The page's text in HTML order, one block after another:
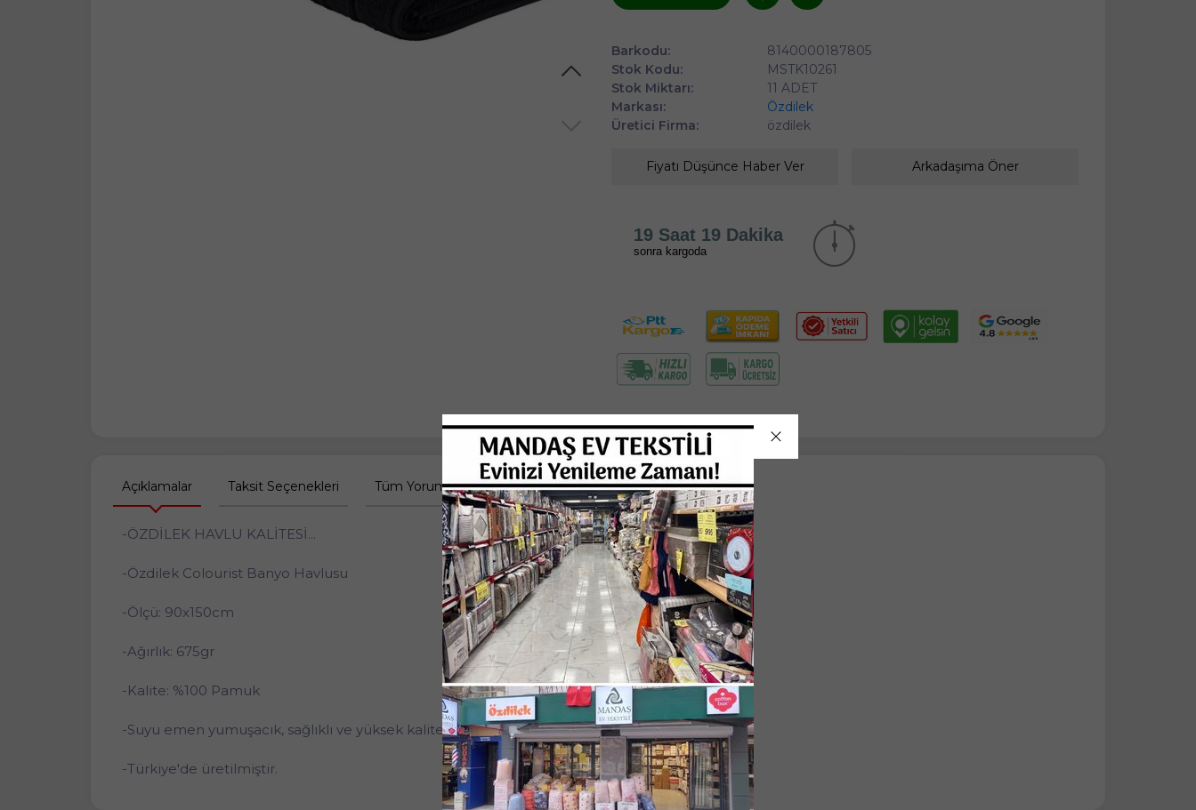
Barkodu:
8140000187805
Stok Kodu:
MSTK10261
Stok Miktarı:
11 ADET
Markası:
Özdilek
Üretici Firma:
özdilek
Fiyatı Düşünce Haber Ver Arkadaşıma Öner
19 Saat 19 Dakika
sonra kargoda
Açıklamalar Taksit Seçenekleri Tüm Yorumlar
-ÖZDİLEK HAVLU KALİTESİ...
-Özdilek Colourist Banyo Havlusu
-Ölçü: 90x150cm
-Ağırlık: 675gr
-Kalite: %100 Pamuk
-Suyu emen yumuşacık, sağlıklı ve yüksek kaliteli doku.
-Türkiye'de üretilmiştir.